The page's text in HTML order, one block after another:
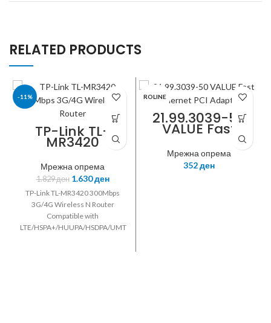
RELATED PRODUCTS
-11%
TP-Link TL-
MR3420
3G/4G Wireless
N Router
Мрежна опрема
1.829ден 1.630ден
TP-Link TL-MR3420 300Mbps
3G/4G Wireless N Router
Compatible with
LTE/HSPA+/HUUPA/HSDPA/UMTS/EVDO
ROLINE
21.99.3039-50
VALUE Fast
Ethernet PCI
Adapter
Мрежна опрема
352ден